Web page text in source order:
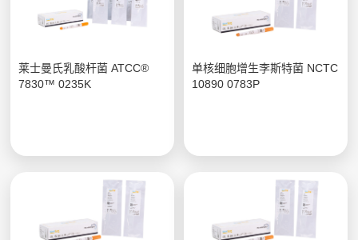
莱士曼氏乳酸杆菌 ATCC®
7830™ 0235K
单核细胞增生李斯特菌 NCTC
10890 0783P